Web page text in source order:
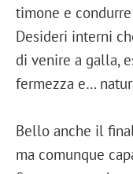
timone e
Desideri interni
di venire a galla,
fermezza e…
Bello anche il
ma comunque